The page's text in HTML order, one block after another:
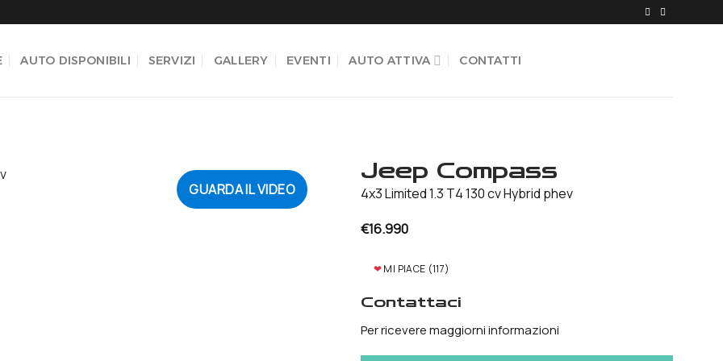
AUTO DISPONIBILI SERVIZI GALLERY EVENTI AUTO ATTIVA CONTATTI
GUARDA IL VIDEO
Jeep Compass
4x3 Limited 1.3 T4 130 cv Hybrid phev
€16.990
❤MI PIACE (117)
Contattaci
Per ricevere maggiorni informazioni